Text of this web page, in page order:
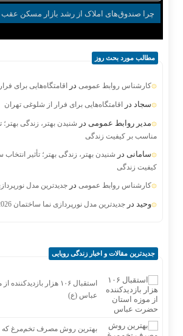
چرا صندوق‌های املاک از رشد بازار مسکن عقب
مطالب مورد بحث روز
کارشناس روابط عمومی در اقامتگاه‌هایی برای
سجاد در اقامتگاه‌هایی برای فرار از شلوغی تهران
مدیر روابط عمومی در شنیدن بهتر، زندگی
مناسب بر کیفیت زندگی
سامانی در شنیدن بهتر، زندگی بهتر؛ تأثیر
کیفیت زندگی
کارشناس روابط عمومی در جدیدترین مدل نورپردازی
وحید در جدیدترین مدل نورپردازی نما ساختمان 2026
جدیدترین مقالات و اخبار زندگی رویایی
استقبال ۱۰۶ هزار
عباس (ع)
بهترین روش مصرف تخم‌مرغ که